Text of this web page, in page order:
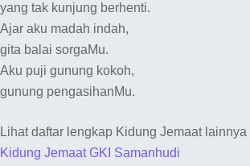
yang tak kunjung berhenti.
Ajar aku madah indah,
gita balai sorgaMu.
Aku puji gunung kokoh,
gunung pengasihanMu.
Lihat daftar lengkap Kidung Jemaat lainnya
Kidung Jemaat GKI Samanhudi